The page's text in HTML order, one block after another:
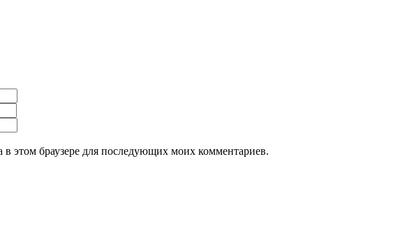
в этом браузере для последующих моих комментариев.